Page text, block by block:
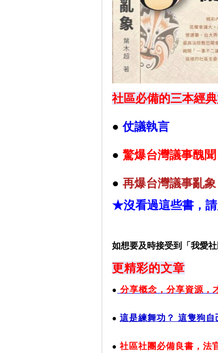
社區必備的三本經
●仗議執言
● 驚爆台灣議事醜聞
● 再爆台灣議事亂象
★沒看過這些書，
如想要及時接受到「我愛
更精彩的文章
● 分享概念，分享資源，
● 這是練舞功？ 這隻狗
● 社區社團必備良書， 法